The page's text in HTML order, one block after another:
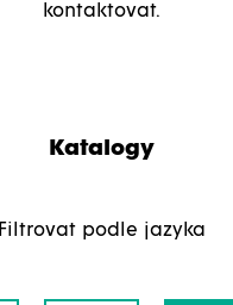
kontaktovat.
Katalogy
Filtrovat podle jazyka